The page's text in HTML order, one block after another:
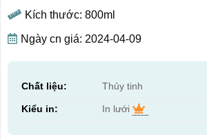
Kích thước: 800ml
Ngày cn giá: 2024-04-09
Chất liệu: Thủy tinh
Kiểu in: In lưới